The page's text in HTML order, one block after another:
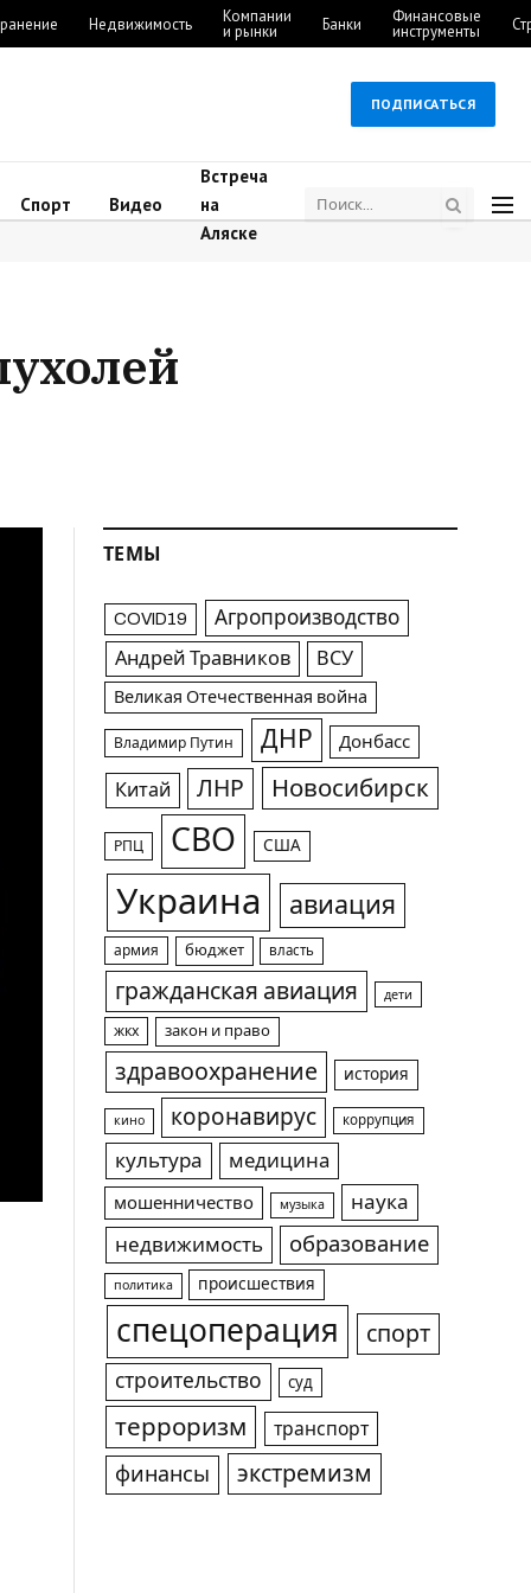
Недвижимость Компании
и рынки Банки Финансовые
инструменты
ПОДПИСАТЬСЯ
Спорт Видео
Встреча
на
Аляске
ТЕМЫ
COVID19 Агропроизводство
Андрей Травников ВСУ
Великая Отечественная война
Владимир Путин ДНР Донбасс
Китай ЛНР Новосибирск
РПЦ СВО США
Украина авиация
армия бюджет власть
гражданская авиация дети
жкх закон и право
здравоохранение история
кино коронавирус коррупция
культура медицина
мошенничество музыка
наука
недвижимость
образование
политика происшествия
спецоперация спорт
строительство суд
терроризм транспорт
финансы экстремизм